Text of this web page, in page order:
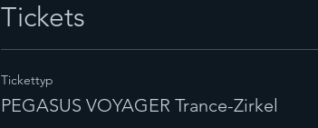
Tickets
Tickettyp
PEGASUS VOYAGER Trance-Zirkel